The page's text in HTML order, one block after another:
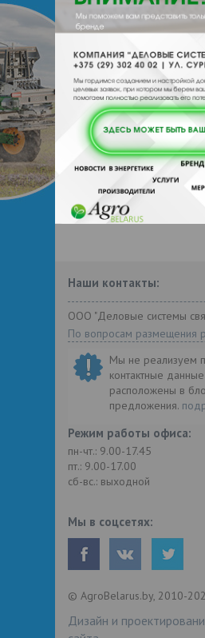
Отзывы
Чтобы оставить
выставить рейтинг,
Зарегистрироваться
Наши контакты:
ООО "Деловые системы
По вопросам размещения
Мы не реализуем
контактные
расположены в
предложения.
Режим работы офиса:
пн-чт.: 9.00-17.45
пт.: 9.00-17.00
сб-вс.: выходной
Мы в соцсетях:
© AgroBelarus.by, 2010-
Дизайн и